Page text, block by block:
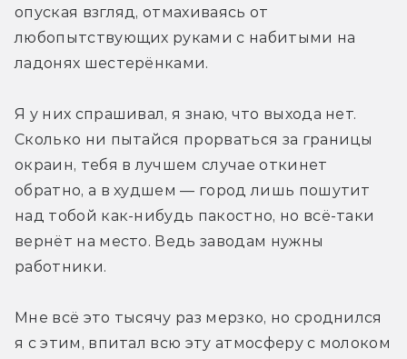
опуская взгляд, отмахиваясь от
любопытствующих руками с набитыми на
ладонях шестерёнками.
Я у них спрашивал, я знаю, что выхода нет.
Сколько ни пытайся прорваться за границы
окраин, тебя в лучшем случае откинет
обратно, а в худшем — город лишь пошутит
над тобой как-нибудь пакостно, но всё-таки
вернёт на место. Ведь заводам нужны
работники.
Мне всё это тысячу раз мерзко, но сроднился
я с этим, впитал всю эту атмосферу с молоком